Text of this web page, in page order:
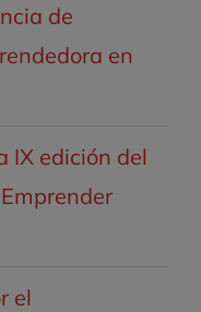
de
en
IX edición del
el